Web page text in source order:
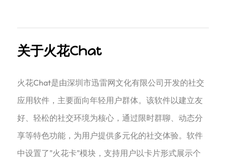
关于火花Chat
火花Chat是由深圳市迅雷网文化有限公司开发的社交
应用软件，主要面向年轻用户群体。该软件以建立友
好、轻松的社交环境为核心，通过限时群聊、动态分
享等特色功能，为用户提供多元化的社交体验。软件
中设置了"火花卡"模块，支持用户以卡片形式展示个